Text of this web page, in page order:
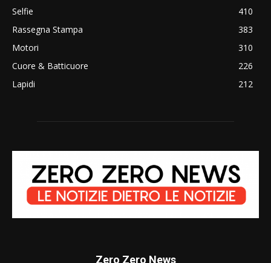
Selfie
410
Rassegna Stampa
383
Motori
310
Cuore & Batticuore
226
Lapidi
212
Zero Zero News